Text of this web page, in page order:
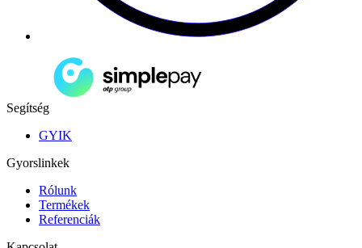
Segítség
GYIK
Gyorslinkek
Rólunk
Termékek
Referenciák